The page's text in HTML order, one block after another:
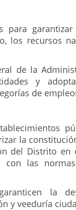
para
los recursos
de la
y
de
la
del Distrito en
con las
la
y veeduría